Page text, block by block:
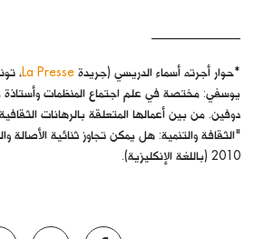
*حوار أجرته أسماء الدريسي (جريدة La Presse
يوسفي: مختصة في علم اجتماع المنظمات
دوفين. من بين أعمالها المتعلقة بالرهانات
"الثقافة والتنمية: هل يمكن تجاوز ثنائية الأصالة
2010 (باللغة الإنكليزية).